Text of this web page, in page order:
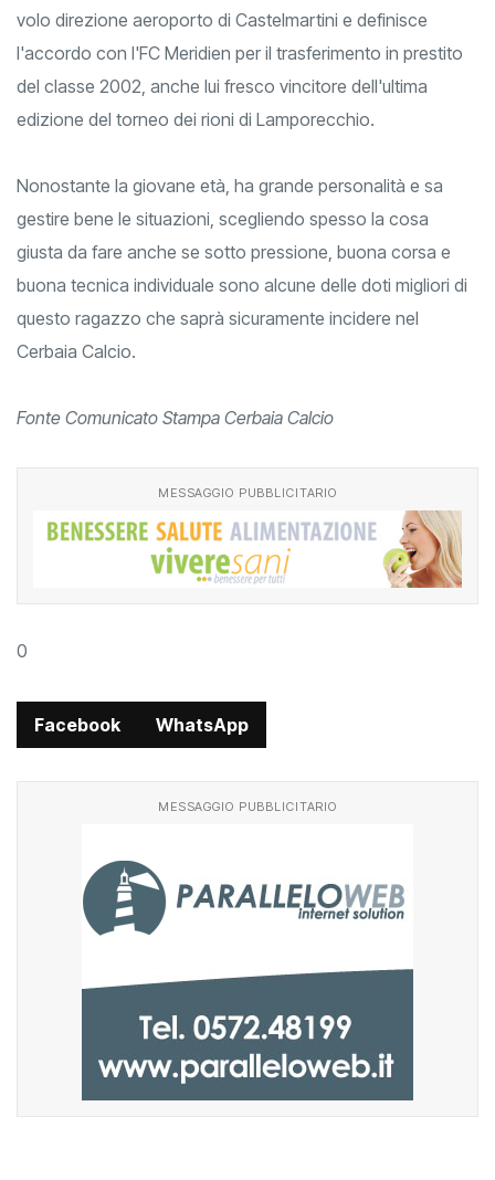
volo direzione aeroporto di Castelmartini e definisce
l'accordo con l'FC Meridien per il trasferimento in prestito
del classe 2002, anche lui fresco vincitore dell'ultima
edizione del torneo dei rioni di Lamporecchio.
Nonostante la giovane età, ha grande personalità e sa
gestire bene le situazioni, scegliendo spesso la cosa
giusta da fare anche se sotto pressione, buona corsa e
buona tecnica individuale sono alcune delle doti migliori di
questo ragazzo che saprà sicuramente incidere nel
Cerbaia Calcio.
Fonte Comunicato Stampa Cerbaia Calcio
MESSAGGIO PUBBLICITARIO
0
Facebook WhatsApp
MESSAGGIO PUBBLICITARIO